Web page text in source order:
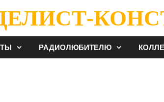
РАДИОЛЮБИТЕЛЮ